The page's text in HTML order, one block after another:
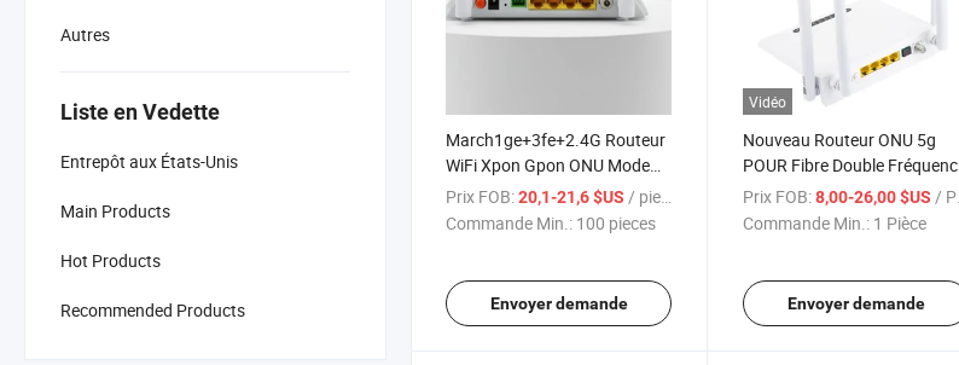
Autres
Liste en Vedette
Entrepôt aux États-Unis
Main Products
Hot Products
Recommended Products
March1ge+3fe+2.4G Routeur
WiFi Xpon Gpon ONU Modem
WiFi Xpon FTTH Epon Gpon
Prix d'usine
Prix FOB:20,1-21,6 $US / pieces
Commande Min.: 100 pieces
Envoyer demande
Vidéo
Nouveau Routeur ONU 5g
POUR Fibre Double Fréquence
4ge WiFi CATV Xpon Gpon
ONU Fo Passive Télévision
Prix FOB: 8,00-26,00 $US / Pièce
Commande Min.: 1 Pièce
Envoyer demande